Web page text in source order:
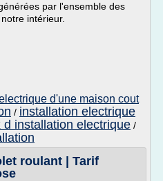
par l'ensemble des
intérieur.
d'une maison cout
/ installation electrique
d installation electrique /
roulant | Tarif